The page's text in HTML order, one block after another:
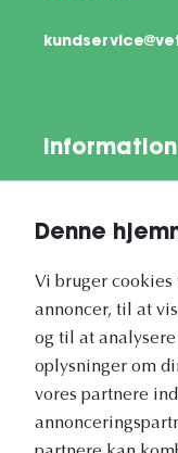
Denne
Vi bruger
annoncer, til at
og til at
oplysninger om
vores partnere
Information
Vores